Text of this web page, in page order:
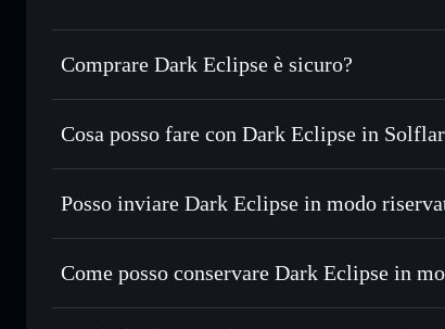
Comprare Dark Eclipse è sicuro?
Dark Eclipse token verificato
Cosa posso fare con Dark Eclipse in
Dark Eclipse
wallet Solflare
Scambiare istantaneamente— scambia DARK in
Usare il DCA— applica la strategia dollar-cost
Inviare in modo riservato— trasferisci DARK
Posso inviare Dark Eclipse in modo
wallet Solflare Aggregatore di
Come posso conservare Dark Eclipse in
Dark Eclipse